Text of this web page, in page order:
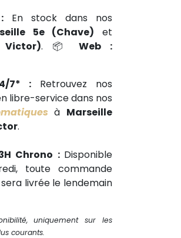
En stock dans nos
5e (Chave) et
. 📦Web :
7* :Retrouvez nos
libre-service dans nos
à Marseille
.
Chrono : Disponible
toute commande
livrée le lendemain
uniquement sur les
courants.